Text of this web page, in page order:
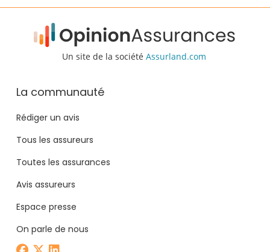
Un site de la société Assurland.com
La communauté
Rédiger un avis
Tous les assureurs
Toutes les assurances
Avis assureurs
Espace presse
On parle de nous